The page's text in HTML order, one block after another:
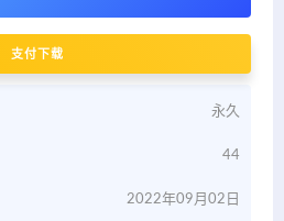
支付下载
永久
44
2022年09月02日